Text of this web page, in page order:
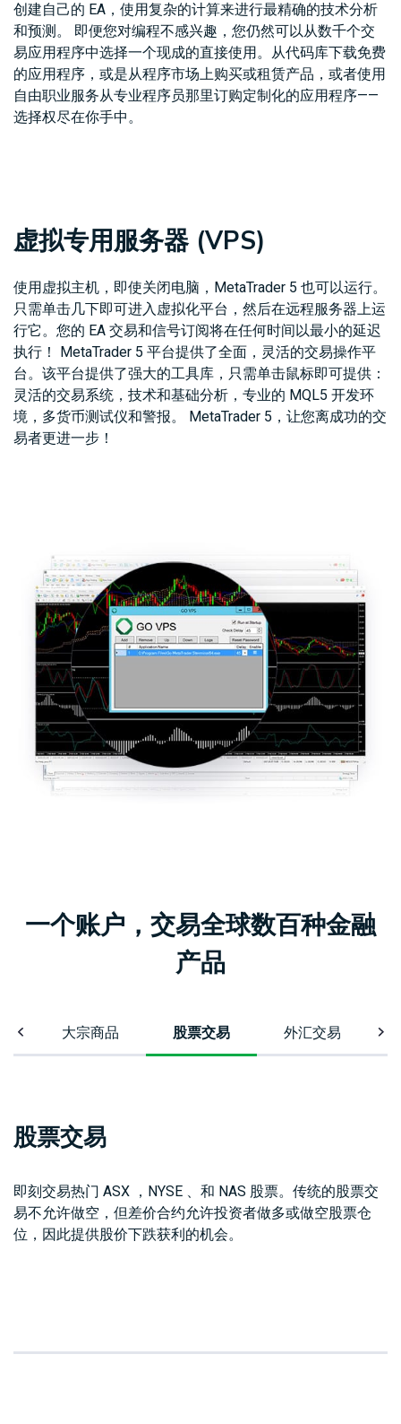
创建自己的 EA，使用复杂的计算来进行最精确的技术分析
和预测。 即便您对编程不感兴趣，您仍然可以从数千个交
易应用程序中选择一个现成的直接使用。从代码库下载免费
的应用程序，或是从程序市场上购买或租赁产品，或者使用
自由职业服务从专业程序员那里订购定制化的应用程序——
选择权尽在你手中。
虚拟专用服务器 (VPS)
使用虚拟主机，即使关闭电脑，MetaTrader 5 也可以运行。
只需单击几下即可进入虚拟化平台，然后在远程服务器上运
行它。您的 EA 交易和信号订阅将在任何时间以最小的延迟
执行！ MetaTrader 5 平台提供了全面，灵活的交易操作平
台。该平台提供了强大的工具库，只需单击鼠标即可提供：
灵活的交易系统，技术和基础分析，专业的 MQL5 开发环
境，多货币测试仪和警报。 MetaTrader 5，让您离成功的交
易者更进一步！
一个账户，交易全球数百种金融
产品
大宗商品 股票交易 外汇交易
股票交易
即刻交易热门 ASX ，NYSE 、和 NAS 股票。传统的股票交
易不允许做空，但差价合约允许投资者做多或做空股票仓
位，因此提供股价下跌获利的机会。